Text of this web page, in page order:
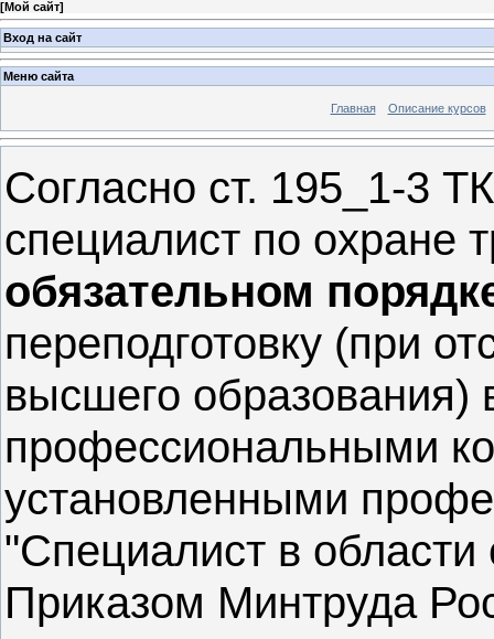
[Мой сайт]
Вход на сайт
Меню сайта
Главная Описание курсов
Согласно ст. 195_1-3
специалист по охране
обязательном
переподготовку (при
высшего образования)
профессиональными
установленными
"Специалист в
Приказом Минтруда